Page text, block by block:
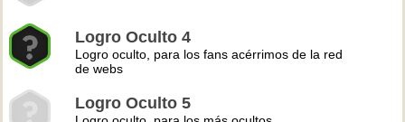
Logro Oculto 4
Logro oculto, para los fans acérrimos de la red
de webs
Logro Oculto 5